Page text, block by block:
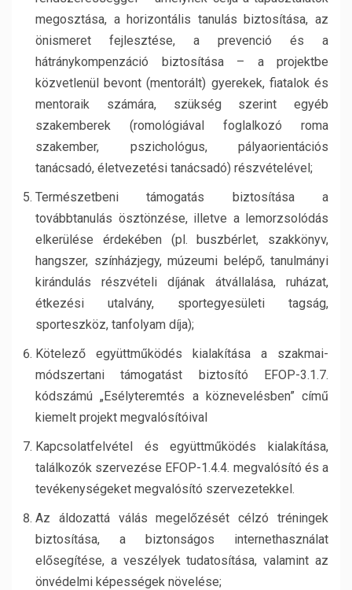
megosztása, a horizontális tanulás biztosítása, az
önismeret fejlesztése, a prevenció és a
hátránykompenzáció biztosítása – a projektbe
közvetlenül bevont (mentorált) gyerekek, fiatalok és
mentoraik számára, szükség szerint egyéb
szakemberek (romológiával foglalkozó roma
szakember, pszichológus, pályaorientációs
tanácsadó, életvezetési tanácsadó) részvételével;
Természetbeni támogatás biztosítása a
továbbtanulás ösztönzése, illetve a lemorzsolódás
elkerülése érdekében (pl. buszbérlet, szakkönyv,
hangszer, színházjegy, múzeumi belépő, tanulmányi
kirándulás részvételi díjának átvállalása, ruházat,
étkezési utalvány, sportegyesületi tagság,
sporteszköz, tanfolyam díja);
Kötelező együttműködés kialakítása a szakmai-
módszertani támogatást biztosító EFOP-3.1.7.
kódszámú „Esélyteremtés a köznevelésben” című
kiemelt projekt megvalósítóival
Kapcsolatfelvétel és együttműködés kialakítása,
találkozók szervezése EFOP-1.4.4. megvalósító és a
tevékenységeket megvalósító szervezetekkel.
Az áldozattá válás megelőzését célzó tréningek
biztosítása, a biztonságos internethasználat
elősegítése, a veszélyek tudatosítása, valamint az
önvédelmi képességek növelése;